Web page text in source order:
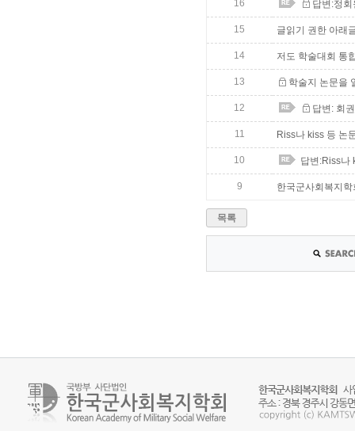
16 답변:정
15 글읽기 권한 아래
14 저도 학술대회 통
13 학술지 논문을
12 답변: 회
11 Riss나 kiss 등 논
10 답변:Riss나
9 한국군사회복지
목록